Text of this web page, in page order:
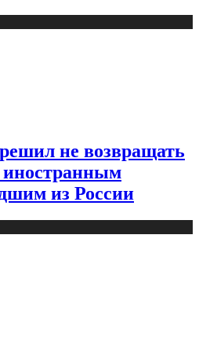
не возвращать
из России